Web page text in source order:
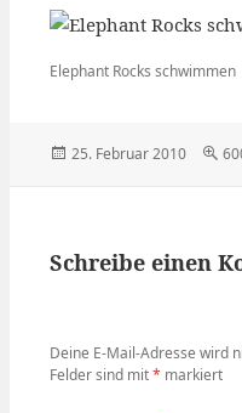
Elephant Rocks schwimmen
Veröffentlicht
25. Februar 2010
Schreibe einen
Deine E-Mail-Adresse wird
Felder sind mit* markiert